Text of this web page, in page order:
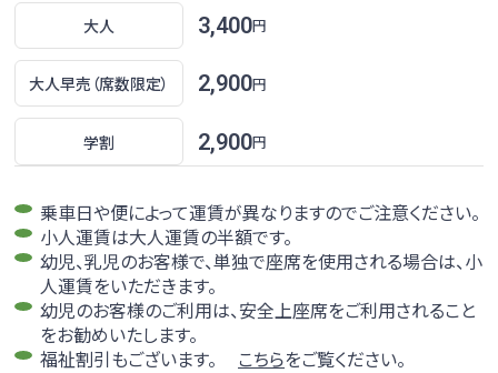
大阪線
大阪線のページへ
時刻表
昼行便
京都線
京都線のページへ
大人 3,400円
大人早売 （席数限定） 2,900円
学割 2,900円
乗車日や便によって運賃が異なりますのでご注意ください。
小人運賃は大人運賃の半額です。
幼児、乳児のお客様で、単独で座席を使用される場合は、小
人運賃をいただきます。
幼児のお客様のご利用は、安全上座席をご利用されること
をお勧めいたします。
福祉割引もございます。
こちらをご覧ください。
のりば
浜松～新宿・「東京ディズニーリゾート®」線
時刻表 運賃
のりば